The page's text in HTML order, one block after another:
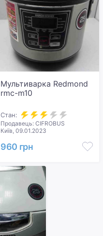
Мультиварка Redmond
rmc-m10
Стан:
Продавець: CIFROBUS
Київ, 09.01.2023
960 грн